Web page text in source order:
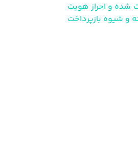
شده و احراز هویت
و شیوه بازپرداخت